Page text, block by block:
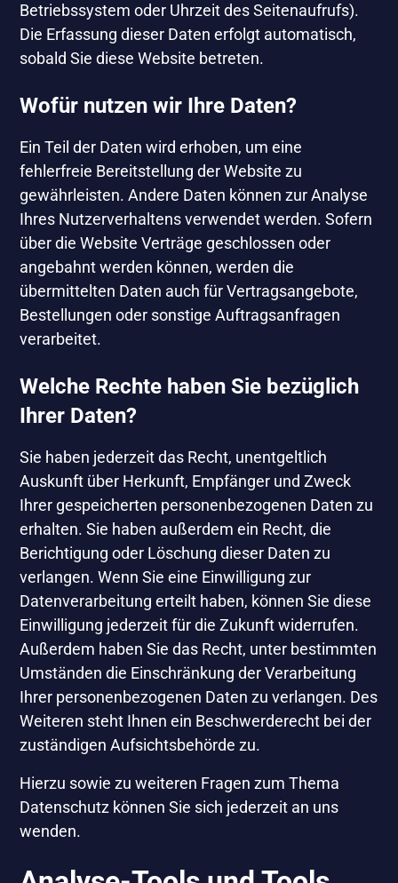
Betriebssystem oder Uhrzeit des Seitenaufrufs).
Die Erfassung dieser Daten erfolgt automatisch,
sobald Sie diese Website betreten.
Wofür nutzen wir Ihre Daten?
Ein Teil der Daten wird erhoben, um eine
fehlerfreie Bereitstellung der Website zu
gewährleisten. Andere Daten können zur Analyse
Ihres Nutzerverhaltens verwendet werden. Sofern
über die Website Verträge geschlossen oder
angebahnt werden können, werden die
übermittelten Daten auch für Vertragsangebote,
Bestellungen oder sonstige Auftragsanfragen
verarbeitet.
Welche Rechte haben Sie bezüglich
Ihrer Daten?
Sie haben jederzeit das Recht, unentgeltlich
Auskunft über Herkunft, Empfänger und Zweck
Ihrer gespeicherten personenbezogenen Daten zu
erhalten. Sie haben außerdem ein Recht, die
Berichtigung oder Löschung dieser Daten zu
verlangen. Wenn Sie eine Einwilligung zur
Datenverarbeitung erteilt haben, können Sie diese
Einwilligung jederzeit für die Zukunft widerrufen.
Außerdem haben Sie das Recht, unter bestimmten
Umständen die Einschränkung der Verarbeitung
Ihrer personenbezogenen Daten zu verlangen. Des
Weiteren steht Ihnen ein Beschwerderecht bei der
zuständigen Aufsichtsbehörde zu.
Hierzu sowie zu weiteren Fragen zum Thema
Datenschutz können Sie sich jederzeit an uns
wenden.